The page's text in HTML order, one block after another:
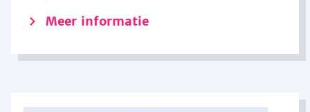
Meer informatie